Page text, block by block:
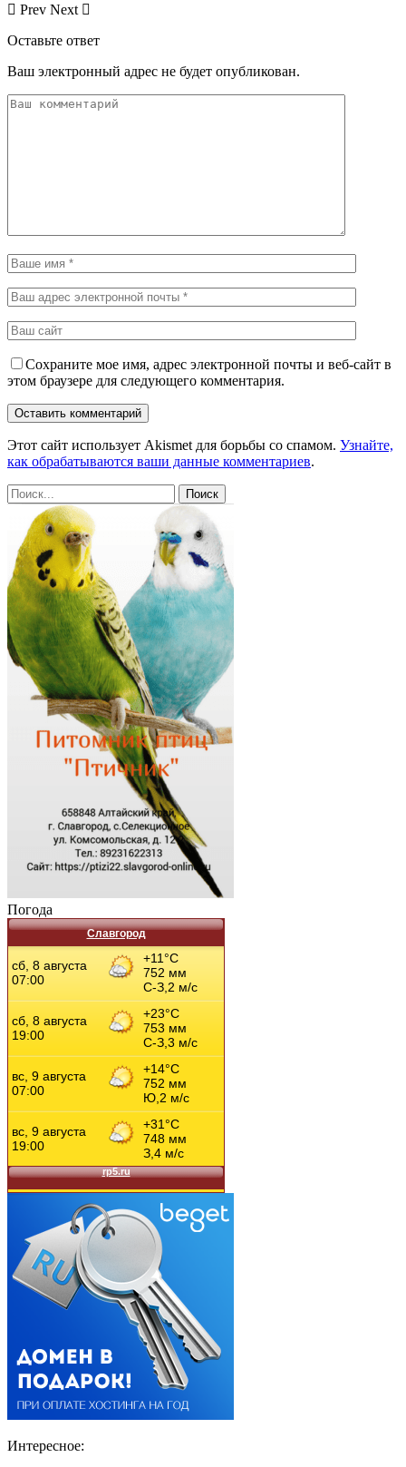
Prev Next
Оставьте ответ
Ваш электронный адрес не будет опубликован.
Сохраните мое имя, адрес электронной почты и веб-сайт в
этом браузере для следующего комментария.
Этот сайт использует Akismet для борьбы со спамом. Узнайте,
как обрабатываются ваши данные комментариев.
Погода
Славгород
Интересное: